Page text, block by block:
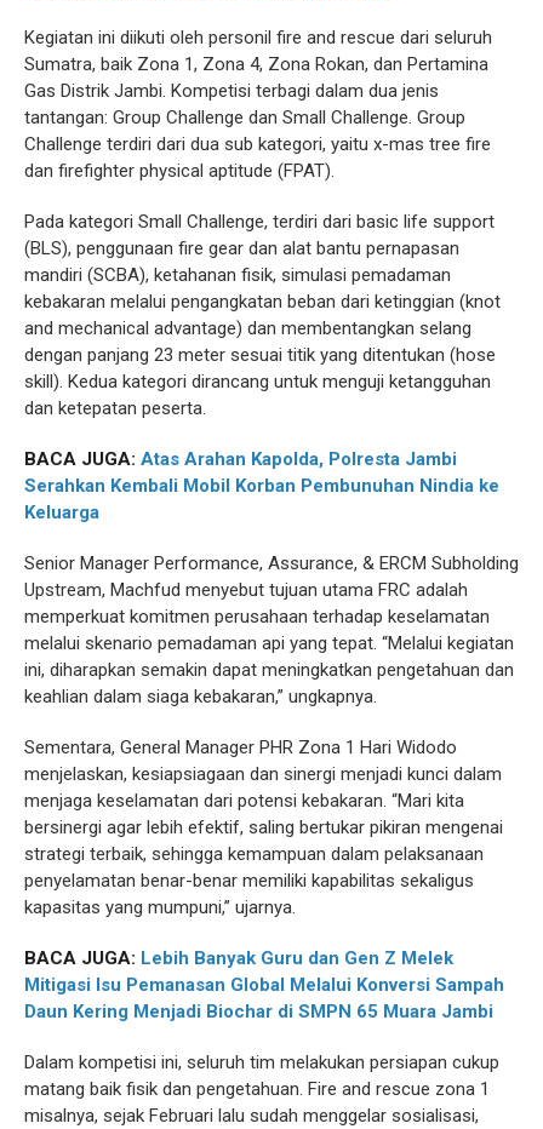
Kegiatan ini diikuti oleh personil fire and rescue dari seluruh
Sumatra, baik Zona 1, Zona 4, Zona Rokan, dan Pertamina
Gas Distrik Jambi. Kompetisi terbagi dalam dua jenis
tantangan: Group Challenge dan Small Challenge. Group
Challenge terdiri dari dua sub kategori, yaitu x-mas tree fire
dan firefighter physical aptitude (FPAT).
Pada kategori Small Challenge, terdiri dari basic life support
(BLS), penggunaan fire gear dan alat bantu pernapasan
mandiri (SCBA), ketahanan fisik, simulasi pemadaman
kebakaran melalui pengangkatan beban dari ketinggian (knot
and mechanical advantage) dan membentangkan selang
dengan panjang 23 meter sesuai titik yang ditentukan (hose
skill). Kedua kategori dirancang untuk menguji ketangguhan
dan ketepatan peserta.
BACA JUGA: Atas Arahan Kapolda, Polresta Jambi
Serahkan Kembali Mobil Korban Pembunuhan Nindia ke
Keluarga
Senior Manager Performance, Assurance, & ERCM Subholding
Upstream, Machfud menyebut tujuan utama FRC adalah
memperkuat komitmen perusahaan terhadap keselamatan
melalui skenario pemadaman api yang tepat. “Melalui kegiatan
ini, diharapkan semakin dapat meningkatkan pengetahuan dan
keahlian dalam siaga kebakaran,” ungkapnya.
Sementara, General Manager PHR Zona 1 Hari Widodo
menjelaskan, kesiapsiagaan dan sinergi menjadi kunci dalam
menjaga keselamatan dari potensi kebakaran. “Mari kita
bersinergi agar lebih efektif, saling bertukar pikiran mengenai
strategi terbaik, sehingga kemampuan dalam pelaksanaan
penyelamatan benar-benar memiliki kapabilitas sekaligus
kapasitas yang mumpuni,” ujarnya.
BACA JUGA: Lebih Banyak Guru dan Gen Z Melek
Mitigasi Isu Pemanasan Global Melalui Konversi Sampah
Daun Kering Menjadi Biochar di SMPN 65 Muara Jambi
Dalam kompetisi ini, seluruh tim melakukan persiapan cukup
matang baik fisik dan pengetahuan. Fire and rescue zona 1
misalnya, sejak Februari lalu sudah menggelar sosialisasi,